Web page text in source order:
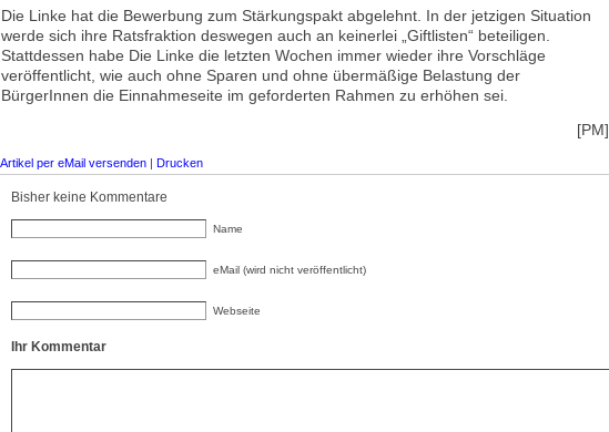
Die Linke hat die Bewerbung zum Stärkungspakt abgelehnt. In der jetzigen Situation
werde sich ihre Ratsfraktion deswegen auch an keinerlei „Giftlisten“ beteiligen.
Stattdessen habe Die Linke die letzten Wochen immer wieder ihre Vorschläge
veröffentlicht, wie auch ohne Sparen und ohne übermäßige Belastung der
BürgerInnen die Einnahmeseite im geforderten Rahmen zu erhöhen sei.
[PM]
Artikel per eMail versenden | Drucken
Bisher keine Kommentare
Name
eMail (wird nicht veröffentlicht)
Webseite
Ihr Kommentar